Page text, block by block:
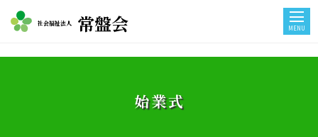
社会福祉法人 常盤会 MENU
始業式